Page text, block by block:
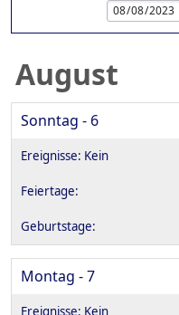
August
Sonntag - 6
Montag - 7